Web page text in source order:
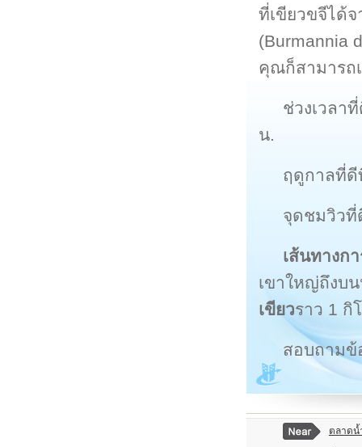
ที่เขียวขจีได้จ
(Burmannia
คุณก็สามารถ
ช่วงเวลา
น.
ฤดูกาลที่ดี
จุดชมวิว
เส้นทางก
เขาใหญ่ถึงบ
เขียวราว 1 กิ
สอบถามข้
ตลาดน้